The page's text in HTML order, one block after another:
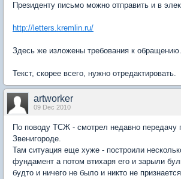
Президенту письмо можно отправить и в
http://letters.kremlin.ru/
Здесь же изложены требования к обращению.
Текст, скорее всего, нужно отредактировать.
artworker
09 Dec 2010
По поводу ТСЖ - смотрел недавно передачу
Звенигороде.
Там ситуация еще хуже - построили
фундамент а потом втихаря его и зарыли
будто и ничего не было и никто не